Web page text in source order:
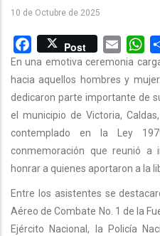
10 de Octubre de 2025
Facebook
Post Email
En una emotiva ceremonia
hacia aquellos hombres y
dedicaron parte importante de
el municipio de Victoria,
contemplado en la Ley
conmemoración que reunió a
honrar a quienes aportaron a la
Entre los asistentes se
Aéreo de Combate No. 1 de la
Ejército Nacional, la Policía